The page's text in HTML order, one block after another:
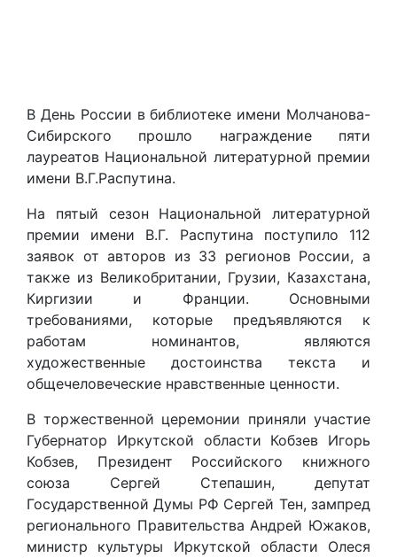
В День России в библиотеке имени Молчанова-
Сибирского прошло награждение пяти
лауреатов Национальной литературной премии
имени В.Г.Распутина.
На пятый сезон Национальной литературной
премии имени В.Г. Распутина поступило 112
заявок от авторов из 33 регионов России, а
также из Великобритании, Грузии, Казахстана,
Киргизии и Франции. Основными
требованиями, которые предъявляются к
работам номинантов, являются
художественные достоинства текста и
общечеловеческие нравственные ценности.
В торжественной церемонии приняли участие
Губернатор Иркутской области Кобзев Игорь
Кобзев, Президент Российского книжного
союза Сергей Степашин, депутат
Государственной Думы РФ Сергей Тен, зампред
регионального Правительства Андрей Южаков,
министр культуры Иркутской области Олеся